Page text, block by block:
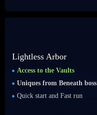
Lightless Arbor
Access to the Vaults
Uniques from Beneath boss
Quick start and Fast run